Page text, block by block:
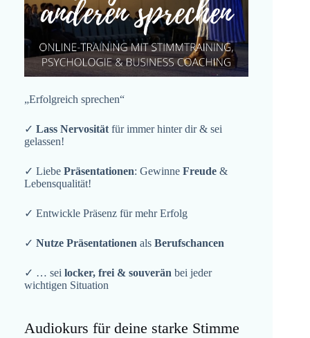
„Erfolgreich sprechen“
✓ Lass Nervositätfür immer hinter dir & sei
gelassen!
✓ Liebe Präsentationen: Gewinne Freude &
Lebensqualität!
✓ Entwickle Präsenz für mehr Erfolg
✓ Nutze Präsentationen als Berufschancen
✓ … sei locker, frei & souverän bei jeder
wichtigen Situation
Audiokurs für deine starke Stimme